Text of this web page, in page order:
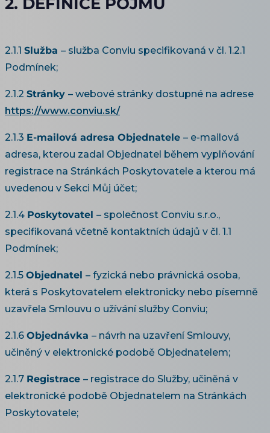
2.1.1 Služba – služba Conviu specifikovaná v čl. 1.2.1
Podmínek;
2.1.2 Stránky – webové stránky dostupné na adrese
https://www.conviu.sk/
2.1.3 E-mailová adresa Objednatele – e-mailová
adresa, kterou zadal Objednatel během vyplňování
registrace na Stránkách Poskytovatele a kterou má
uvedenou v Sekci Můj účet;
2.1.4 Poskytovatel – společnost Conviu s.r.o.,
specifikovaná včetně kontaktních údajů v čl. 1.1
Podmínek;
2.1.5 Objednatel – fyzická nebo právnická osoba,
která s Poskytovatelem elektronicky nebo písemně
uzavřela Smlouvu o užívání služby Conviu;
2.1.6 Objednávka – návrh na uzavření Smlouvy,
učiněný v elektronické podobě Objednatelem;
2.1.7 Registrace – registrace do Služby, učiněná v
elektronické podobě Objednatelem na Stránkách
Poskytovatele;